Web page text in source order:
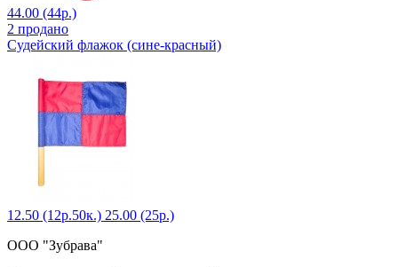
44.00 (44р.)
2 продано
Судейский флажок (сине-красный)
12.50 (12р.50к.) 25.00 (25р.)
ООО "Зубрава"